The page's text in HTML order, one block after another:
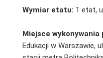
Wymiar etatu: 1 etat,
Miejsce wykonywania
Edukacji w Warszawie,